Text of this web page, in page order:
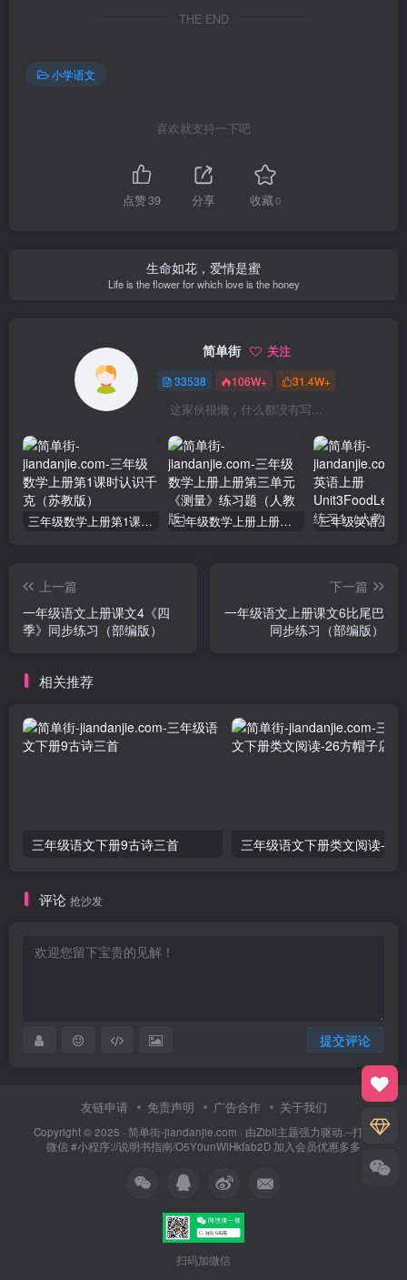
THE END
小学语文
喜欢就支持一下吧
点赞39 分享 收藏0
生命如花，爱情是蜜
Life is the flower for which love is the honey
简单街 关注
33538 106W+ 31.4W+
这家伙很懒，什么都没有写...
三年级数学上册第1课时认识千克（苏教版） 三年级数学上册上册第三单元《测量》练习题（人教版）
上一篇
一年级语文上册课文4《四
季》同步练习（部编版）
下一篇
一年级语文上册课文6比尾巴
同步练习（部编版）
相关推荐
三年级语文下册9古诗三首
评论 抢沙发
提交评论
友链申请 免责声明 广告合作 关于我们
Copyright © 2025 · 简单街-jiandanjie.com · 由Zibll主题强力驱动.--打开
微信 #小程序://说明书指南/O5Y0unWlHkfab2D 加入会员优惠多多
扫码加微信